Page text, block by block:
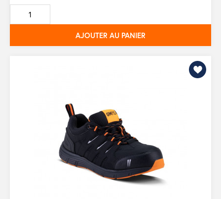
de
base
AJOUTER AU PANIER